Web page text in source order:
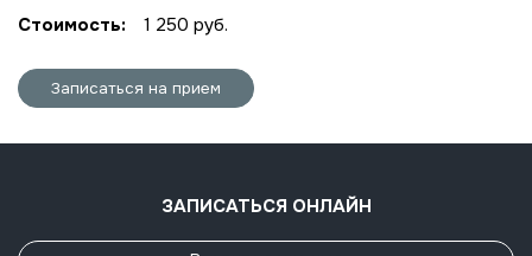
Стоимость: 1 250 руб.
Записаться на прием
ЗАПИСАТЬСЯ ОНЛАЙН